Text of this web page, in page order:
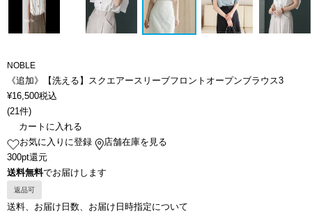
NOBLE
《追加》【洗える】スクエアースリーブフロントオープンブラウス3
¥16,500税込
(21件)
カートに入れる
お気に入りに登録
店舗在庫を見る
300pt還元
送料無料でお届けします
返品可
送料、お届け日数、お届け日時指定について